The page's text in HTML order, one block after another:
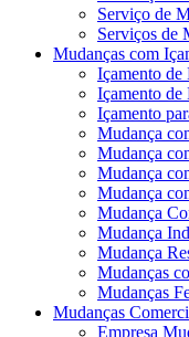
Serviço de
Serviços de
Mudanças com
Içamento de
Içamento de
Içamento
Mudança
Mudança
Mudança
Mudança
Mudança
Mudança
Mudança
Mudanças
Mudanças
Mudanças
Empresa